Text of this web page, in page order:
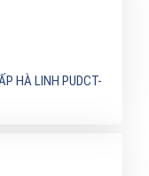
HÀ LINH PUDCT-